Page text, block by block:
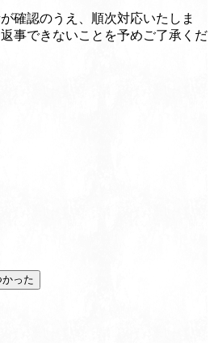
確認のうえ、順次対応いたしま
事できないことを予めご了承くだ
った